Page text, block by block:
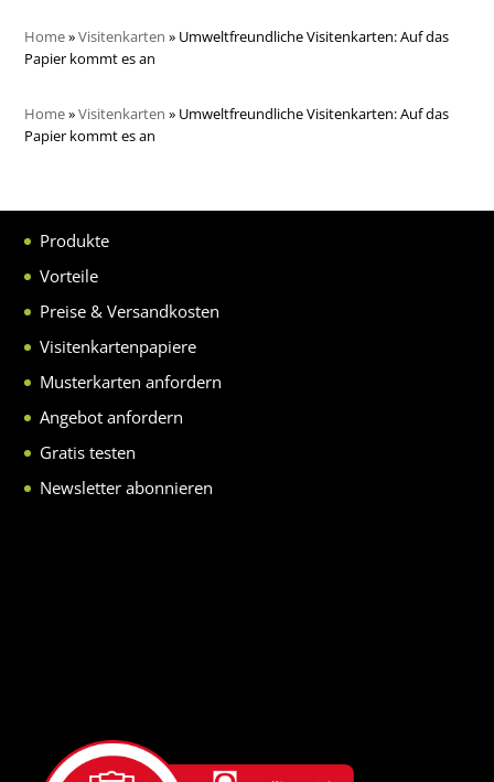
Home»Visitenkarten » Umweltfreundliche Visitenkarten: Auf das
Papier kommt es an
Home»Visitenkarten » Umweltfreundliche Visitenkarten: Auf das
Papier kommt es an
Produkte
Vorteile
Preise & Versandkosten
Visitenkartenpapiere
Musterkarten anfordern
Angebot anfordern
Gratis testen
Newsletter abonnieren